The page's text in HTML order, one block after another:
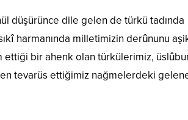
düşürünce dile gelen de türkü tadında
harmanında milletimizin derûnunu
bir ahenk olan türkülerimiz,
tevarüs ettiğimiz nağmelerdeki